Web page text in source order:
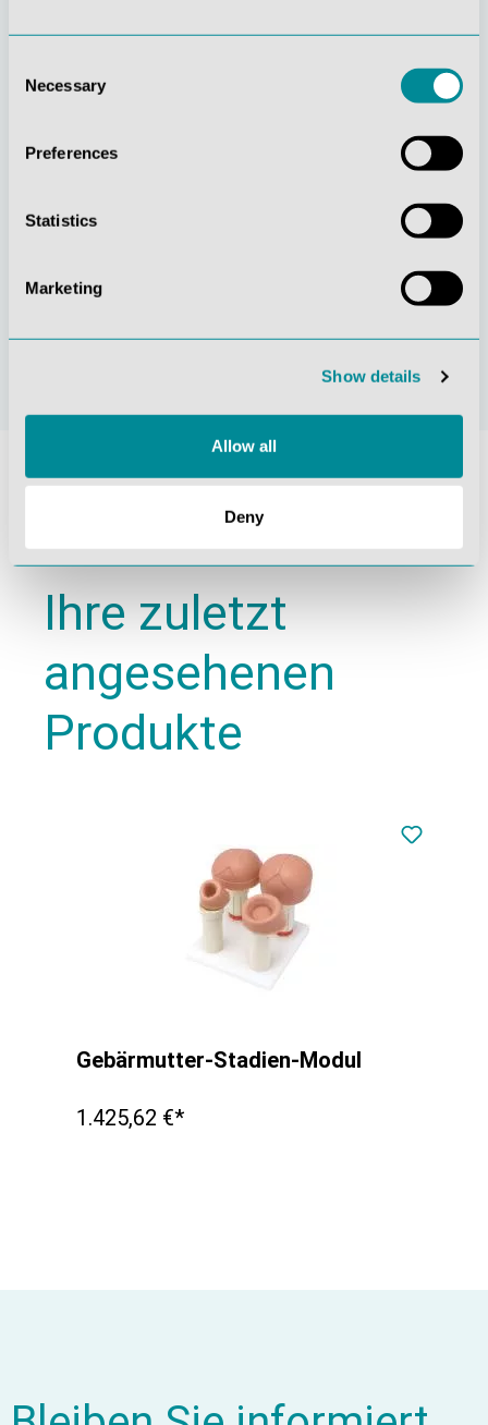
Selection
Necessary
Preferences
Statistics
Marketing
Show details
Allow all
Deny
Gelebte
Verständnis für
Nachhaltiges
Zertifizierung ISO
Ihre zuletzt
angesehenen
Produkte
Gebärmutter-Stadien-Modul
1.425,62 €*